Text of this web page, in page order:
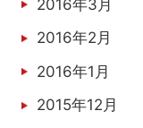
2016年3月
2016年2月
2016年1月
2015年12月